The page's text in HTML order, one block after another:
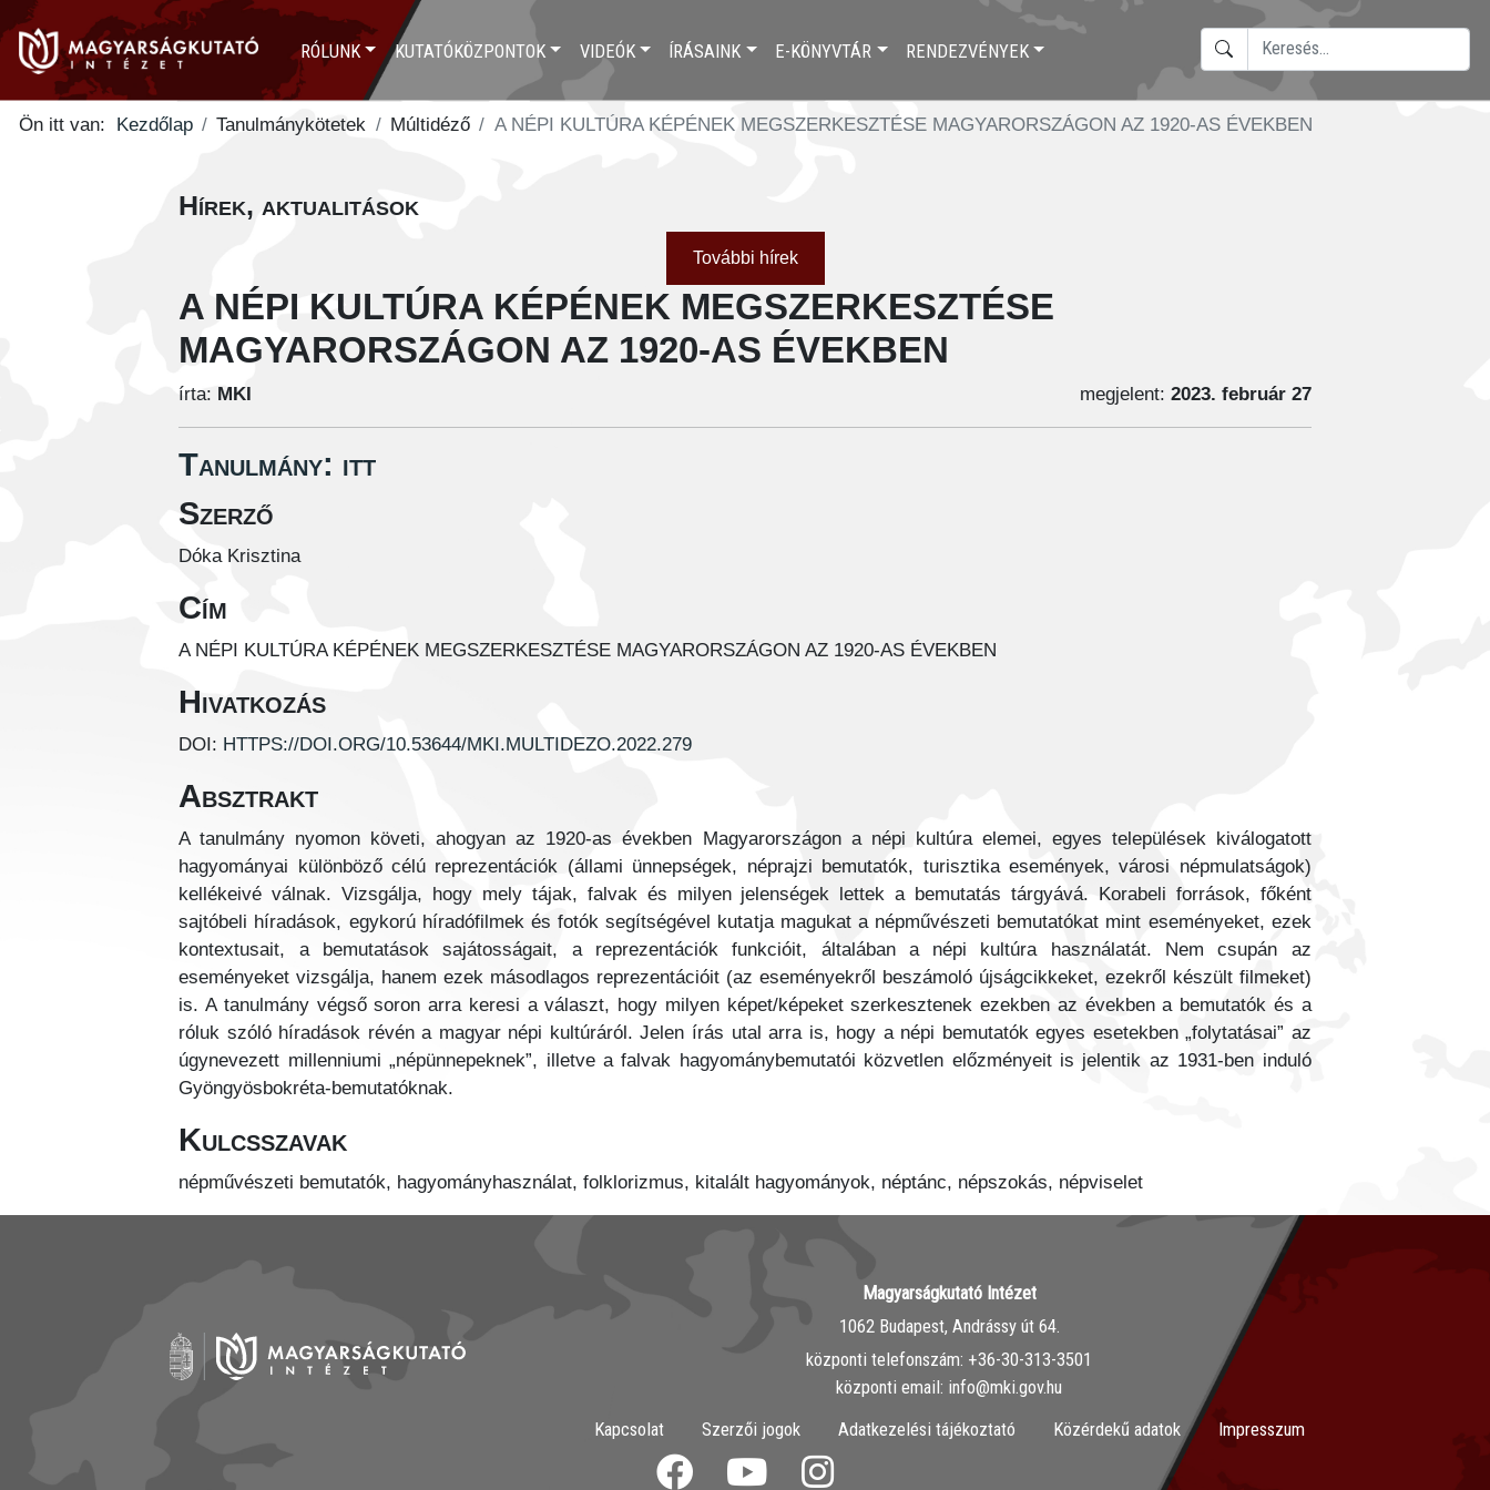
RÓLUNK KUTATÓKÖZPONTOK VIDEÓK ÍRÁSAINK E-KÖNYVTÁR RENDEZVÉNYEK KERESÉS
Ön itt van:
Kezdőlap Tanulmánykötetek Múltidéző A NÉPI KULTÚRA KÉPÉNEK MEGSZERKESZTÉSE MAGYARORSZÁGON AZ 1920-AS ÉVEKBEN
Hírek, aktualitások
További hírek
A NÉPI KULTÚRA KÉPÉNEK MEGSZERKESZTÉSE
MAGYARORSZÁGON AZ 1920-AS ÉVEKBEN
írta: MKI megjelent: 2023. február 27
Tanulmány: itt
Szerző
Dóka Krisztina
Cím
A NÉPI KULTÚRA KÉPÉNEK MEGSZERKESZTÉSE MAGYARORSZÁGON AZ 1920-AS ÉVEKBEN
Hivatkozás
DOI: HTTPS://DOI.ORG/10.53644/MKI.MULTIDEZO.2022.279
Absztrakt
A tanulmány nyomon követi, ahogyan az 1920-as években Magyarországon a népi kultúra elemei, egyes települések kiválogatott
hagyományai különböző célú reprezentációk (állami ünnepségek, néprajzi bemutatók, turisztika események, városi népmulatságok)
kellékeivé válnak. Vizsgálja, hogy mely tájak, falvak és milyen jelenségek lettek a bemutatás tárgyává. Korabeli források, főként
sajtóbeli híradások, egykorú híradófilmek és fotók segítségével kutatja magukat a népművészeti bemutatókat mint eseményeket, ezek
kontextusait, a bemutatások sajátosságait, a reprezentációk funkcióit, általában a népi kultúra használatát. Nem csupán az
eseményeket vizsgálja, hanem ezek másodlagos reprezentációit (az eseményekről beszámoló újságcikkeket, ezekről készült filmeket)
is. A tanulmány végső soron arra keresi a választ, hogy milyen képet/képeket szerkesztenek ezekben az években a bemutatók és a
róluk szóló híradások révén a magyar népi kultúráról. Jelen írás utal arra is, hogy a népi bemutatók egyes esetekben „folytatásai” az
úgynevezett millenniumi „népünnepeknek”, illetve a falvak hagyománybemutatói közvetlen előzményeit is jelentik az 1931-ben induló
Gyöngyösbokréta-bemutatóknak.
Kulcsszavak
népművészeti bemutatók, hagyományhasználat, folklorizmus, kitalált hagyományok, néptánc, népszokás, népviselet
Magyarságkutató Intézet
1062 Budapest, Andrássy út 64.
központi telefonszám: ‭+36-30-313-3501
központi email: info@mki.gov.hu
Kapcsolat Szerzői jogok Adatkezelési tájékoztató Közérdekű adatok Impresszum